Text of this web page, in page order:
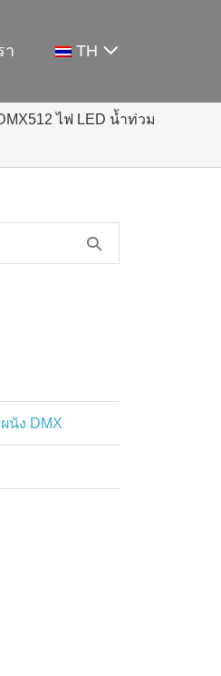
า TH
ไฟ LED น้ำท่วม
นัง DMX